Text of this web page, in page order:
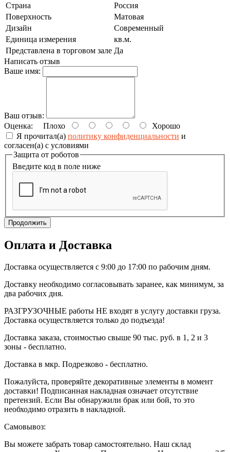
Страна
Россия
Поверхность
Матовая
Дизайн
Современный
Единица измерения
кв.м.
Представлена в торговом зале Да
Написать отзыв
Ваше имя:
Ваш отзыв:
Оценка: Плохо
Хорошо
Я прочитал(а) политику конфиденциальности и
согласен(а) с условиями
Защита от роботов
Введите код в поле ниже
Продолжить
Оплата и Доставка
Доставка осуществляется с 9:00 до 17:00 по рабочим дням.
Доставку необходимо согласовывать заранее, как минимум, за
два рабочих дня.
РАЗГРУЗОЧНЫЕ работы НЕ входят в услугу доставки груза.
Доставка осуществляется только до подъезда!
Доставка заказа, стоимостью свыше 90 тыс. руб. в 1, 2 и 3
зоны - бесплатно.
Доставка в мкр. Подрезково - бесплатно.
Пожалуйста, проверяйте декоративные элементы в момент
доставки! Подписанная накладная означает отсутствие
претензий. Если Вы обнаружили брак или бой, то это
необходимо отразить в накладной.
Самовывоз:
Вы можете забрать товар самостоятельно. Наш склад